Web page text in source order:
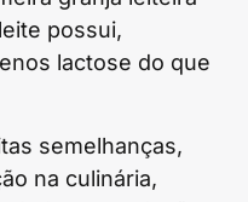
possui,
lactose do que
semelhanças,
na culinária,